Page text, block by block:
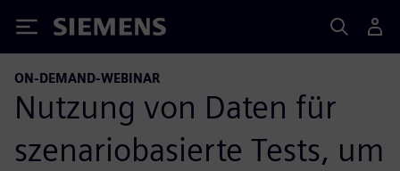
Siemens
ON-DEMAND-WEBINAR
Nutzung von Daten für
szenariobasierte Tests, um